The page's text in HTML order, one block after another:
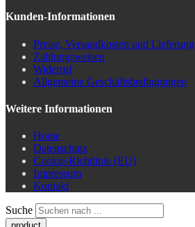
Kunden-Informationen
Preise, Versandkosten und Lieferung
Zahlungsweisen
Widerruf
Allgemeine Geschäftsbedingungen
Weitere Informationen
Home
Datenschutz
Cookie-Richtlinie (EU)
Impressum
Kontakt
Suche